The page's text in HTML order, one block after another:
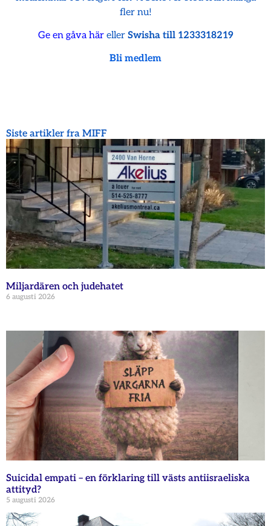
fler nu!
Ge en gåva häreller Swisha till 1233318219
Bli medlem
Siste artikler fra MIFF
Miljardären och judehatet
6 augusti 2026
Suicidal empati – en förklaring till västs antiisraeliska
attityd?
5 augusti 2026